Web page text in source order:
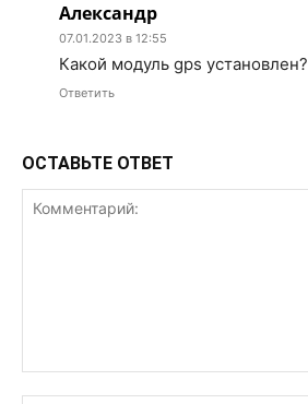
Александр
07.01.2023 в 12:55
Какой модуль gps установлен?
Ответить
ОСТАВЬТЕ ОТВЕТ